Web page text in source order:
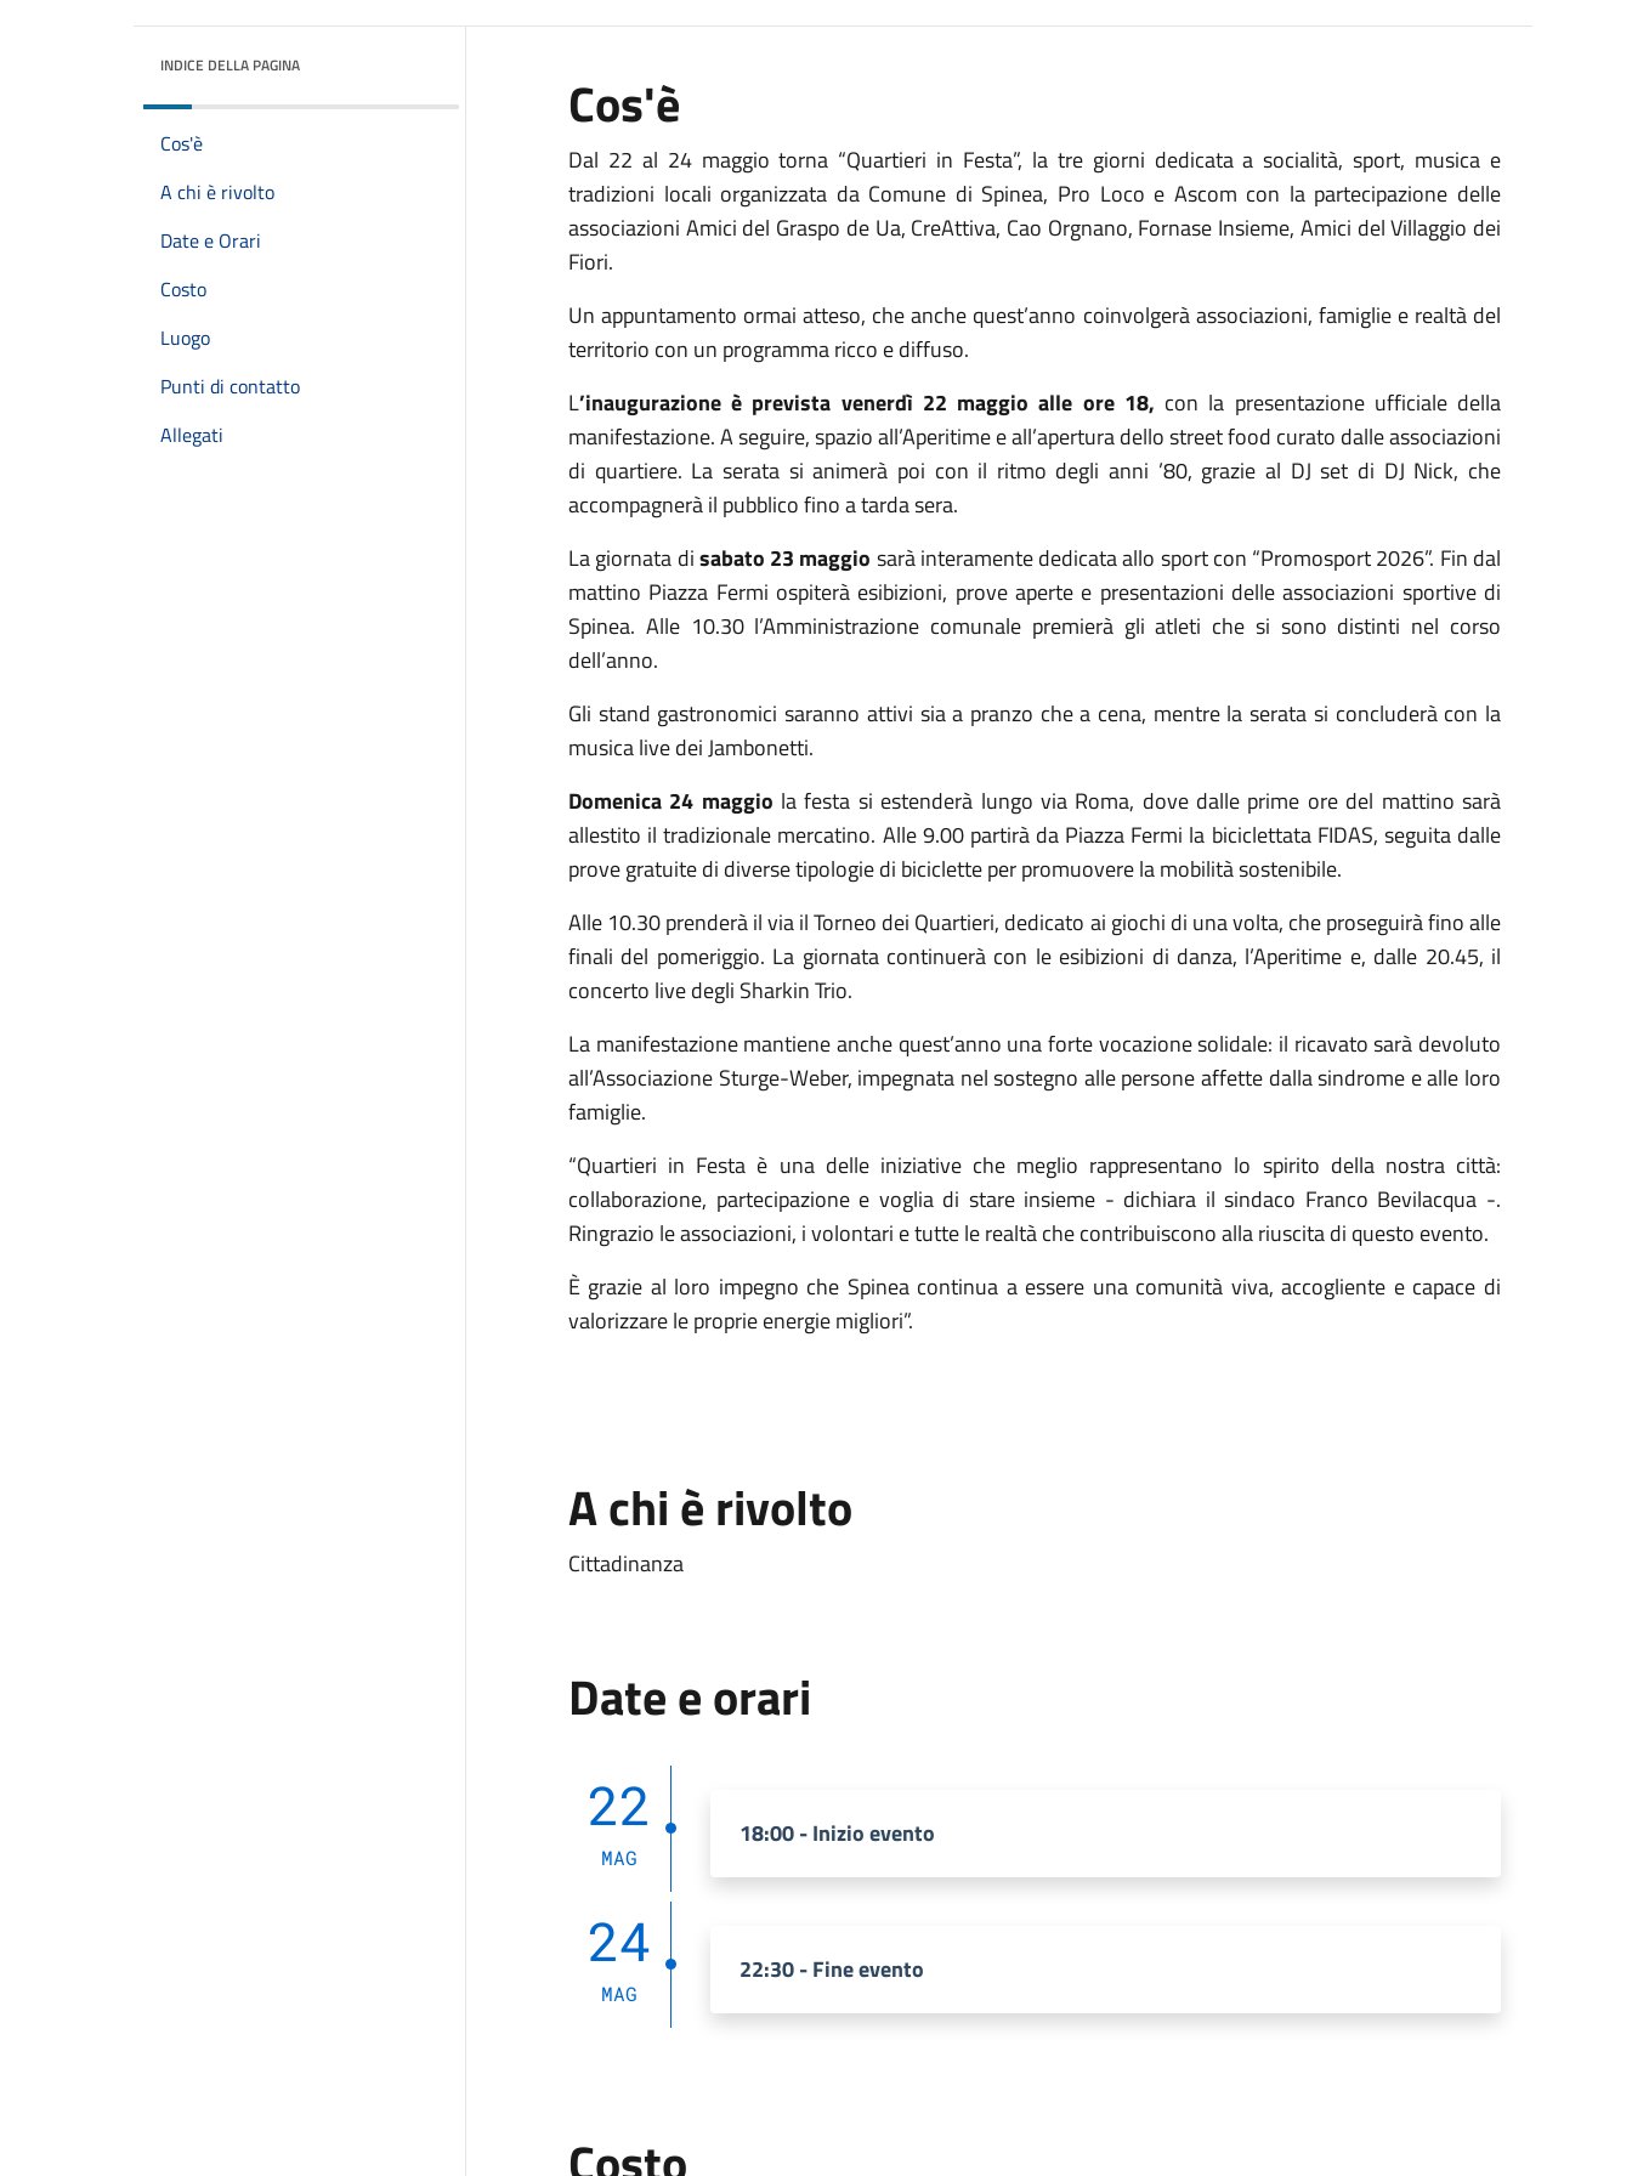
INDICE DELLA PAGINA
Cos'è
A chi è rivolto
Date e Orari
Costo
Luogo
Punti di contatto
Allegati
Cos'è
Dal 22 al 24 maggio torna “Quartieri in Festa”, la tre giorni dedicata a socialità, sport, musica e
tradizioni locali organizzata da Comune di Spinea, Pro Loco e Ascom con la partecipazione delle
associazioni Amici del Graspo de Ua, CreAttiva, Cao Orgnano, Fornase Insieme, Amici del Villaggio dei
Fiori.
Un appuntamento ormai atteso, che anche quest’anno coinvolgerà associazioni, famiglie e realtà del
territorio con un programma ricco e diffuso.
L’inaugurazione è prevista venerdì 22 maggio alle ore 18, con la presentazione ufficiale della
manifestazione. A seguire, spazio all’Aperitime e all’apertura dello street food curato dalle associazioni
di quartiere. La serata si animerà poi con il ritmo degli anni ’80, grazie al DJ set di DJ Nick, che
accompagnerà il pubblico fino a tarda sera.
La giornata disabato 23 maggio sarà interamente dedicata allo sport con “Promosport 2026”. Fin dal
mattino Piazza Fermi ospiterà esibizioni, prove aperte e presentazioni delle associazioni sportive di
Spinea. Alle 10.30 l’Amministrazione comunale premierà gli atleti che si sono distinti nel corso
dell’anno.
Gli stand gastronomici saranno attivi sia a pranzo che a cena, mentre la serata si concluderà con la
musica live dei Jambonetti.
Domenica 24 maggio la festa si estenderà lungo via Roma, dove dalle prime ore del mattino sarà
allestito il tradizionale mercatino. Alle 9.00 partirà da Piazza Fermi la biciclettata FIDAS, seguita dalle
prove gratuite di diverse tipologie di biciclette per promuovere la mobilità sostenibile.
Alle 10.30 prenderà il via il Torneo dei Quartieri, dedicato ai giochi di una volta, che proseguirà fino alle
finali del pomeriggio. La giornata continuerà con le esibizioni di danza, l’Aperitime e, dalle 20.45, il
concerto live degli Sharkin Trio.
La manifestazione mantiene anche quest’anno una forte vocazione solidale: il ricavato sarà devoluto
all’Associazione Sturge-Weber, impegnata nel sostegno alle persone affette dalla sindrome e alle loro
famiglie.
“Quartieri in Festa è una delle iniziative che meglio rappresentano lo spirito della nostra città:
collaborazione, partecipazione e voglia di stare insieme - dichiara il sindaco Franco Bevilacqua -.
Ringrazio le associazioni, i volontari e tutte le realtà che contribuiscono alla riuscita di questo evento.
È grazie al loro impegno che Spinea continua a essere una comunità viva, accogliente e capace di
valorizzare le proprie energie migliori”.
A chi è rivolto
Cittadinanza
Date e orari
22
MAG
18:00 - Inizio evento
24
MAG
22:30 - Fine evento